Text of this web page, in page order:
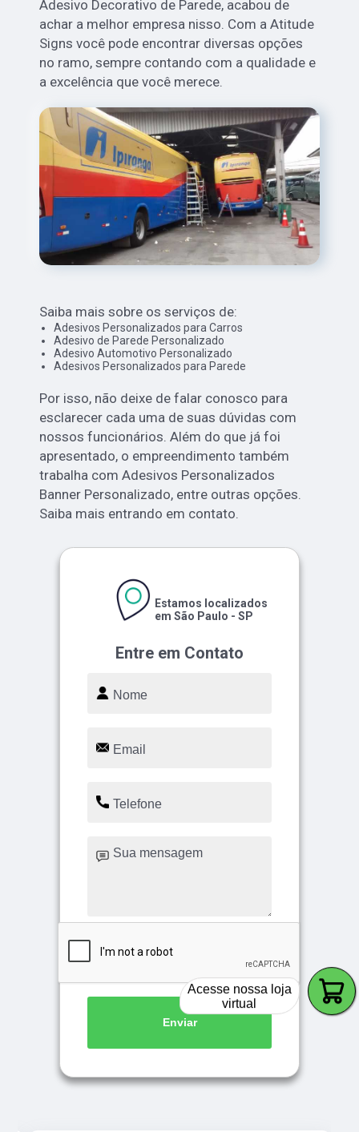
Adesivo Decorativo de Parede, acabou de
achar a melhor empresa nisso. Com a Atitude
Signs você pode encontrar diversas opções
no ramo, sempre contando com a qualidade e
a excelência que você merece.
Saiba mais sobre os serviços de:
Adesivos Personalizados para Carros
Adesivo de Parede Personalizado
Adesivo Automotivo Personalizado
Adesivos Personalizados para Parede
Por isso, não deixe de falar conosco para
esclarecer cada uma de suas dúvidas com
nossos funcionários. Além do que já foi
apresentado, o empreendimento também
trabalha com Adesivos Personalizados
Banner Personalizado, entre outras opções.
Saiba mais entrando em contato.
Entre em Contato
Estamos localizados
em São Paulo - SP
Enviar
Acesse nossa loja
virtual